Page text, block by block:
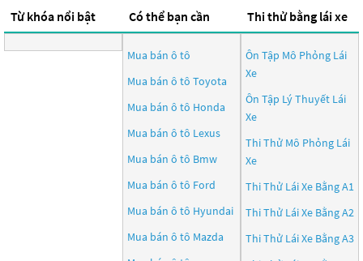
Từ khóa nổi bật Có thể bạn cần
Mua bán ô tô
Mua bán ô tô Toyota
Mua bán ô tô Honda
Mua bán ô tô Lexus
Mua bán ô tô Bmw
Mua bán ô tô Ford
Mua bán ô tô Hyundai
Mua bán ô tô Mazda
Thi thử bằng lái xe
Ôn Tập Mô Phỏng Lái
Xe
Ôn Tập Lý Thuyết Lái
Xe
Thi Thử Mô Phỏng Lái
Xe
Thi Thử Lái Xe Bằng A1
Thi Thử Lái Xe Bằng A2
Thi Thử Lái Xe Bằng A3